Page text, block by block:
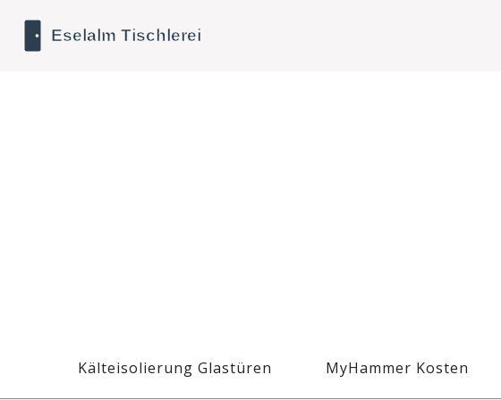
Kälteisolierung Glastüren MyHammer Kosten